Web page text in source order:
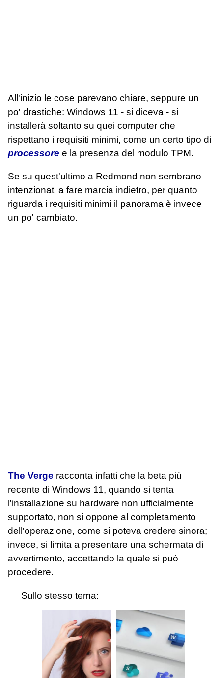
All'inizio le cose parevano chiare, seppure un
po' drastiche: Windows 11 - si diceva - si
installerà soltanto su quei computer che
rispettano i requisiti minimi, come un certo tipo di
processore e la presenza del modulo TPM.
Se su quest'ultimo a Redmond non sembrano
intenzionati a fare marcia indietro, per quanto
riguarda i requisiti minimi il panorama è invece
un po' cambiato.
The Verge racconta infatti che la beta più
recente di Windows 11, quando si tenta
l'installazione su hardware non ufficialmente
supportato, non si oppone al completamento
dell'operazione, come si poteva credere sinora;
invece, si limita a presentare una schermata di
avvertimento, accettando la quale si può
procedere.
Sullo stesso tema: